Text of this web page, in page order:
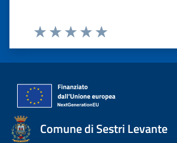
Valuta 5 stelle su 5
Valuta 4 stelle su 5
Valuta 3 stelle su 5
Valuta 2 stelle su 5
Valuta 1 stelle su 5
Comune di Sestri Levante